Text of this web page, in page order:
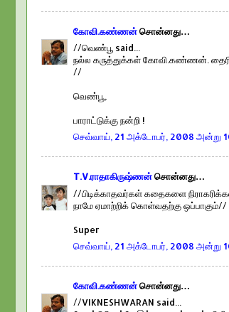
கோவி.கண்ணன்சொன்னது…
//வெண்பூ said...
நல்ல கருத்துக்கள் கோவி.கண்ணன்.
//
வெண்பூ,
பாராட்டுக்கு நன்றி !
செவ்வாய், 21 அக்டோபர், 2008 அன்று
T.V.ராதாகிருஷ்ணன்சொன்னது…
//பிடிக்காதவர்கள் கதைகளை
நாமே ஏமாற்றிக் கொள்வதற்கு ஒப்பாகும்//
Super
செவ்வாய், 21 அக்டோபர், 2008 அன்று
கோவி.கண்ணன்சொன்னது…
//VIKNESHWARAN said...